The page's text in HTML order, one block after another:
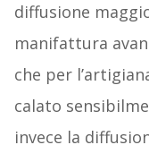
diffusione
manifattura
che per
calato
invece la